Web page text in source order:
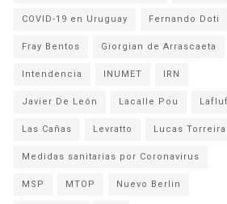
COVID-19 en Uruguay Fernando Doti
Fray Bentos Giorgian de Arrascaeta
Intendencia INUMET IRN
Javier De León Lacalle Pou Lafluf
Las Cañas Levratto Lucas Torreira
Medidas sanitarias por Coronavirus
MSP MTOP Nuevo Berlin